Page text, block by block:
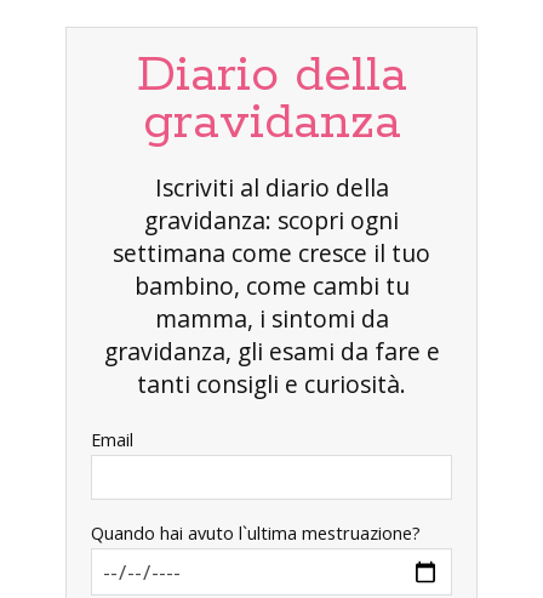
Diario della
gravidanza
Iscriviti al diario della
gravidanza: scopri ogni
settimana come cresce il tuo
bambino, come cambi tu
mamma, i sintomi da
gravidanza, gli esami da fare e
tanti consigli e curiosità.
Email
Quando hai avuto l`ultima mestruazione?